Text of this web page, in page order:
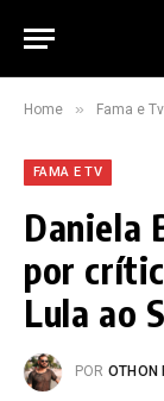
Home » Fama e Tv
FAMA E TV
Daniela
por
Lula ao
POR OTHON